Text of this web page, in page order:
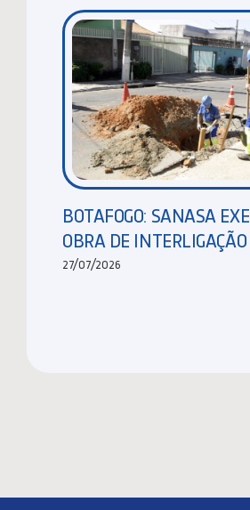
BOTAFOGO: SANASA
OBRA DE
27/07/2026